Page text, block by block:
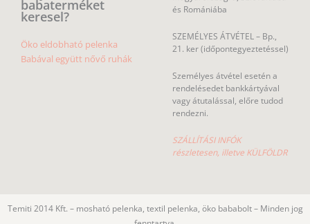
vagy átutalással, előre tudod
SZÁLLÍTÁSI INFÓK
Temiti 2014 Kft. – mosható pelenka, textil pelenka, öko bababolt – Minden jog